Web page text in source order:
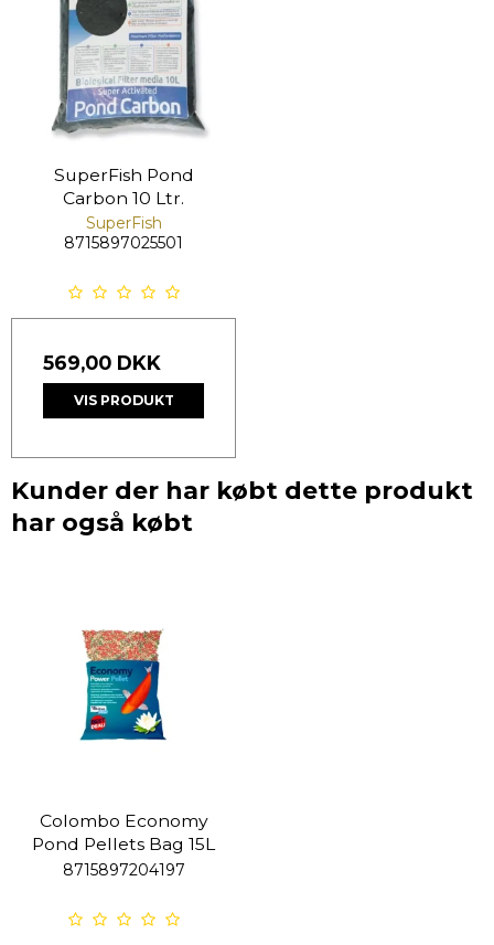
SuperFish Pond
Carbon 10 Ltr.
SuperFish
8715897025501
569,00 DKK
VIS PRODUKT
Kunder der har købt dette produkt
har også købt
Colombo Economy
Pond Pellets Bag 15L
8715897204197